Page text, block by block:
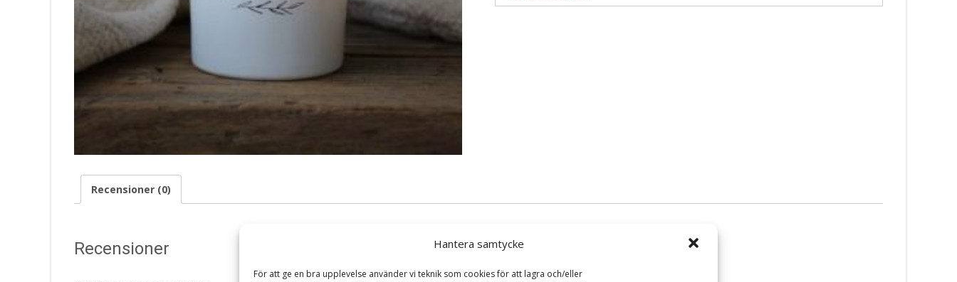
Hantera samtycke
För att ge en bra upplevelse använder vi teknik som cookies för att lagra och/eller
Recensioner (0)
Recensioner